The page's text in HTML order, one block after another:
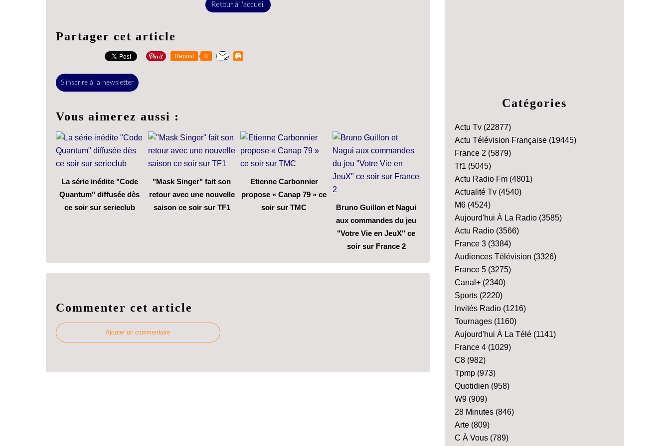
Retour à l'accueil
Partager cet article
Repost 0
S'inscrire à la newsletter
Vous aimerez aussi :
La série inédite "Code
Quantum" diffusée dès
ce soir sur serieclub
"Mask Singer" fait son
retour avec une nouvelle
saison ce soir sur TF1
Etienne Carbonnier
propose « Canap 79 » ce
soir sur TMC
Bruno Guillon et Nagui
aux commandes du jeu
"Votre Vie en JeuX" ce
soir sur France 2
Commenter cet article
Ajouter un commentaire
Catégories
Actu Tv (22877)
Actu Télévision Française (19445)
France 2 (5879)
Tf1 (5045)
Actu Radio Fm (4801)
Actualité Tv (4540)
M6 (4524)
Aujourd'hui À La Radio (3585)
Actu Radio (3566)
France 3 (3384)
Audiences Télévision (3326)
France 5 (3275)
Canal+ (2340)
Sports (2220)
Invités Radio (1216)
Tournages (1160)
Aujourd'hui À La Télé (1141)
France 4 (1029)
C8 (982)
Tpmp (973)
Quotidien (958)
W9 (909)
28 Minutes (846)
Arte (809)
C À Vous (789)